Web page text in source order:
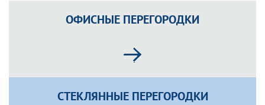
ОФИСНЫЕ ПЕРЕГОРОДКИ
СТЕКЛЯННЫЕ ПЕРЕГОРОДКИ